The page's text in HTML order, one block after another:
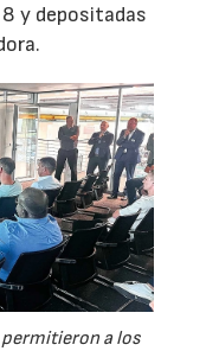
y depositadas
a los